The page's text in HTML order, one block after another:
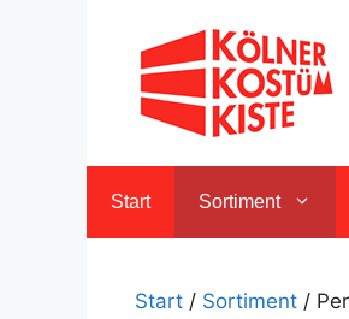
Start Sortiment
Start / Sortiment /